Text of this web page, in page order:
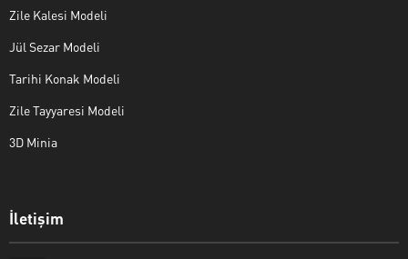
Zile Kalesi Modeli
Jül Sezar Modeli
Tarihi Konak Modeli
Zile Tayyaresi Modeli
3D Minia
İletişim